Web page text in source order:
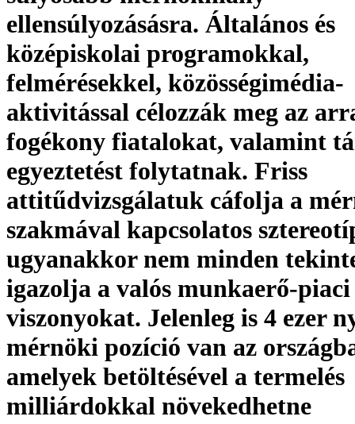
ellensúlyozásásra. Általános és
középiskolai programokkal,
felmérésekkel, közösségimédia-
aktivitással célozzák meg az
fogékony fiatalokat, valamint
egyeztetést folytatnak. Friss
attitűdvizsgálatuk cáfolja a
szakmával kapcsolatos
ugyanakkor nem minden
igazolja a valós munkaerő-piaci
viszonyokat. Jelenleg is 4 ezer
mérnöki pozíció van az
amelyek betöltésével a termelés
milliárdokkal növekedhetne